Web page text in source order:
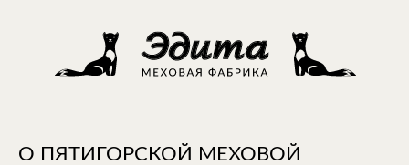
О ПЯТИГОРСКОЙ МЕХОВОЙ